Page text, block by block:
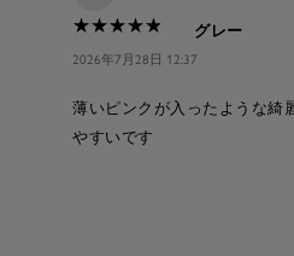
★★★★★
★★★★★ グレー
2026年7月28日 12:37
薄いピンクが入ったような綺
やすいです